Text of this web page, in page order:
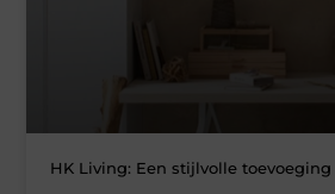
HK Living: Een stijlvolle